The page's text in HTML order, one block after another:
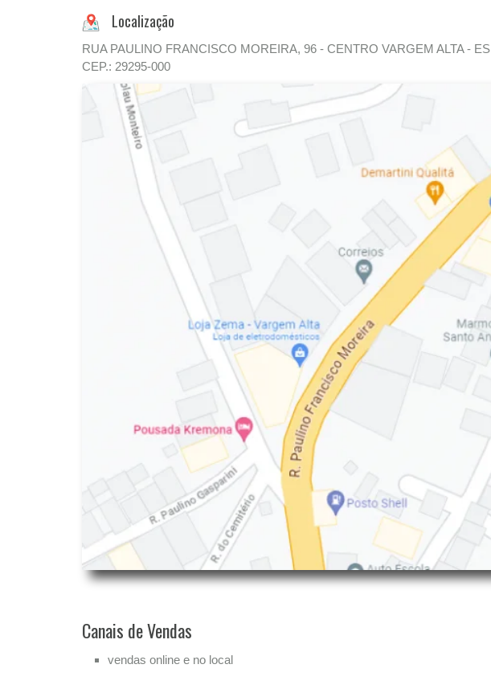
Localização
RUA PAULINO FRANCISCO MOREIRA, 96 - CENTRO VARGEM ALTA - ES
CEP.: 29295-000
Canais de Vendas
vendas online e no local